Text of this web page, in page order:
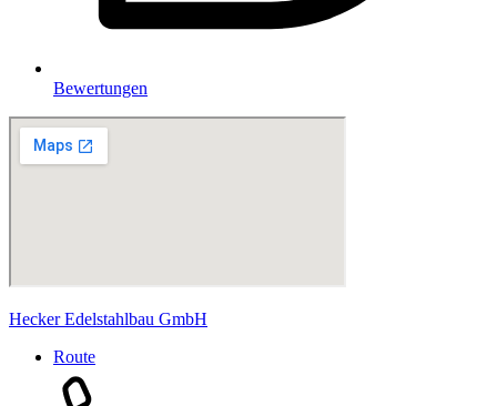
Bewertungen
Hecker Edelstahlbau GmbH
Route